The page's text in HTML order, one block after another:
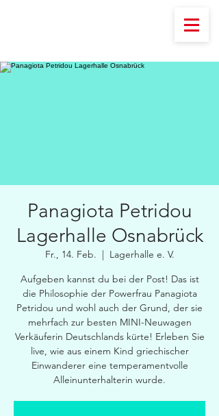
Panagiota Petridou
Lagerhalle Osnabrück
Fr., 14. Feb.
  |
Lagerhalle e. V.
Aufgeben kannst du bei der Post! Das ist
die Philosophie der Powerfrau Panagiota
Petridou und wohl auch der Grund, der sie
mehrfach zur besten MINI-Neuwagen
Verkäuferin Deutschlands kürte! Erleben Sie
live, wie aus einem Kind griechischer
Einwanderer eine temperamentvolle
Alleinunterhalterin wurde.